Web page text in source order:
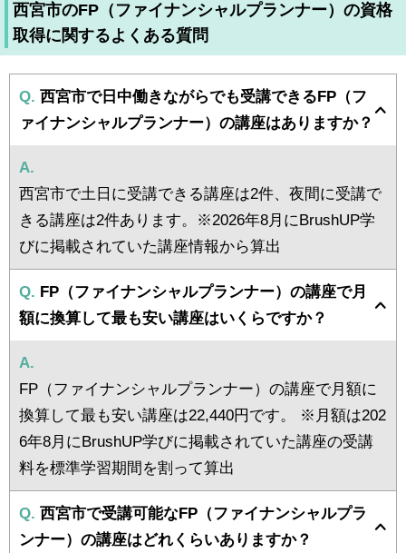
西宮市のFP（ファイナンシャルプランナー）の資格
取得に関するよくある質問
Q. 西宮市で日中働きながらでも受講できるFP（フ
ァイナンシャルプランナー）の講座はありますか？
A.
西宮市で土日に受講できる講座は2件、夜間に受講で
きる講座は2件あります。※2026年8月にBrushUP学
びに掲載されていた講座情報から算出
Q. FP（ファイナンシャルプランナー）の講座で月
額に換算して最も安い講座はいくらですか？
A.
FP（ファイナンシャルプランナー）の講座で月額に
換算して最も安い講座は22,440円です。 ※月額は202
6年8月にBrushUP学びに掲載されていた講座の受講
料を標準学習期間を割って算出
Q. 西宮市で受講可能なFP（ファイナンシャルプラ
ンナー）の講座はどれくらいありますか？